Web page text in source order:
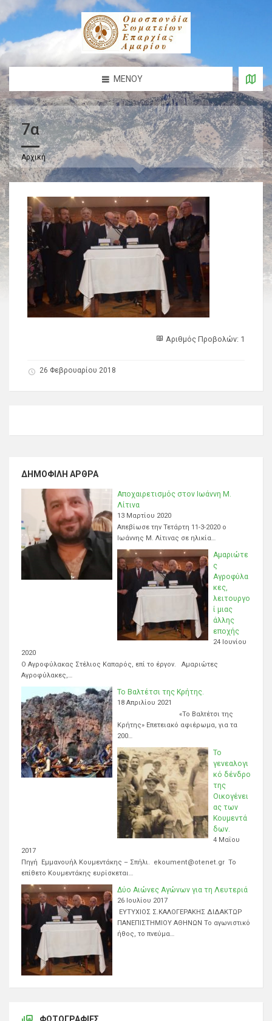
ΜΕΝΟΎ
7α
Αρχική
Αριθμός Προβολών: 1
26 Φεβρουαρίου 2018
ΔΗΜΟΦΙΛΉ ΆΡΘΡΑ
Αποχαιρετισμός στον Ιωάννη Μ.
Λίτινα
13 Μαρτίου 2020
Απεβίωσε την Τετάρτη 11-3-2020 ο
Ιωάννης Μ. Λίτινας σε ηλικία…
Αμαριώτε
ς
Αγροφύλα
κες,
λειτουργο
ί μιας
άλλης
εποχής
24 Ιουνίου
2020
Ο Αγροφύλακας Στέλιος Καπαρός, επί το έργον. Αμαριώτες
Αγροφύλακες,…
Το Βαλτέτσι της Κρήτης.
18 Απριλίου 2021
«Το Βαλτέτσι της
Κρήτης» Επετειακό αφιέρωμα, για τα
200…
Το
γενεαλογι
κό δένδρο
της
Οικογένει
ας των
Κουμεντά
δων.
4 Μαΐου
2017
Πηγή Εμμανουήλ Κουμεντάκης – Σπήλι. ekoument@otenet.gr Το
επίθετο Κουμεντάκης ευρίσκεται…
Δύο Αιώνες Αγώνων για τη Λευτεριά
26 Ιουλίου 2017
ΕΥΤΥΧΙΟΣ Σ.ΚΑΛΟΓΕΡΑΚΗΣ ΔΙΔΑΚΤΩΡ
ΠΑΝΕΠΙΣΤΗΜΙΟΥ ΑΘΗΝΩΝ Το αγωνιστικό
ήθος, το πνεύμα…
ΦΩΤΟΓΡΑΦΊΕΣ